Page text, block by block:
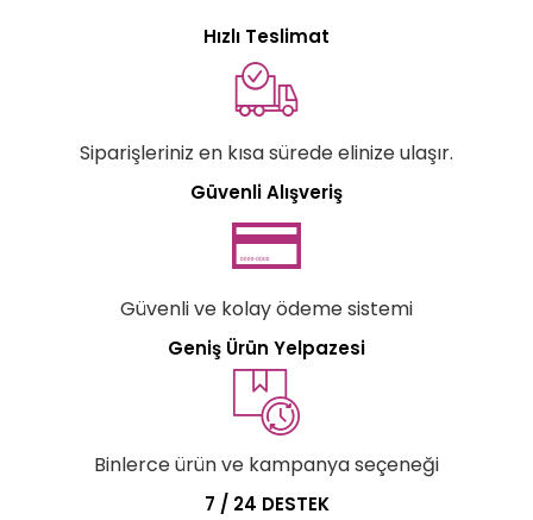
Hızlı Teslimat
Siparişleriniz en kısa sürede elinize ulaşır.
Güvenli Alışveriş
Güvenli ve kolay ödeme sistemi
Geniş Ürün Yelpazesi
Binlerce ürün ve kampanya seçeneği
7 / 24 DESTEK